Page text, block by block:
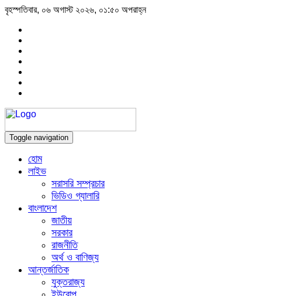
বৃহস্পতিবার, ০৬ অগাস্ট ২০২৬, ০১:৫০ অপরাহ্ন
Toggle navigation
হোম
লাইভ
সরাসরি সম্প্রচার
ভিডিও গ্যালারি
বাংলাদেশ
জাতীয়
সরকার
রাজনীতি
অর্থ ও বাণিজ্য
আন্তর্জাতিক
যুক্তরাজ্য